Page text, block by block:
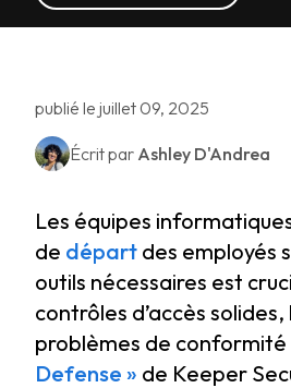
publié le juillet 09, 2025
Écrit par Ashley D'Andrea
Les équipes
de départ des employés
outils nécessaires est
contrôles d’accès
problèmes de conformité
Defense » de Keeper